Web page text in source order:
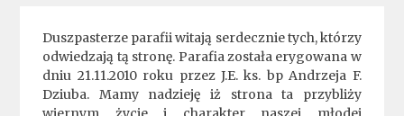
Duszpasterze parafii witają serdecznie tych, którzy
odwiedzają tą stronę. Parafia została erygowana w
dniu 21.11.2010 roku przez J.E. ks. bp Andrzeja F.
Dziuba. Mamy nadzieję iż strona ta przybliży